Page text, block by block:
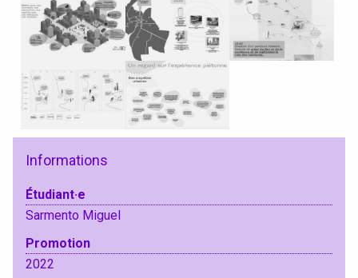
Accéder au site officiel de l'école
Informations
Étudiant·e
Sarmento Miguel
Promotion
2022